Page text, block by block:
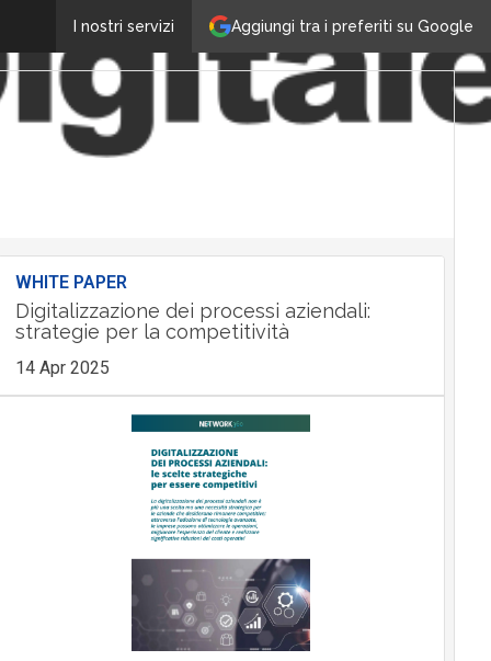
Aggiungi tra i preferiti su Google
I nostri servizi
WHITE PAPER
Digitalizzazione dei processi aziendali:
strategie per la competitività
14 Apr 2025